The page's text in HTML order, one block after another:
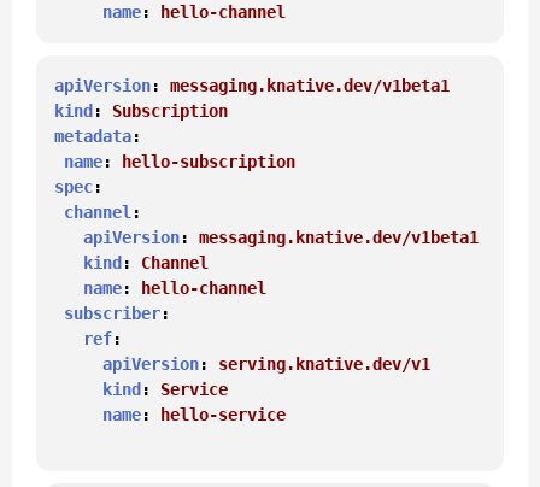
name: hello-channel
apiVersion: messaging.knative.dev/v1beta1
kind : Subscription
metadata:
name:
hello-subscription
spec:
channel :
apiVersion: messaging.knative.dev/v1beta1
kind : Channel
name:
hello-channel
subscriber:
ref:
apiVersion: serving.knative.dev/v1
kind : Service
name: hello-service